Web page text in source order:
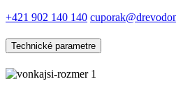
+421 902 140 140
Technické parametre